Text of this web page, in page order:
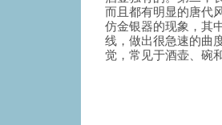
而且都有明显的唐代
仿金银器的现象，其
线，做出很急速的曲
觉，常见于酒壶、碗